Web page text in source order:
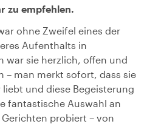
zu empfehlen.
ohne Zweifel eines der
Aufenthalts in
war sie herzlich, offen und
– man merkt sofort, dass sie
und diese Begeisterung
fantastische Auswahl an
probiert – von